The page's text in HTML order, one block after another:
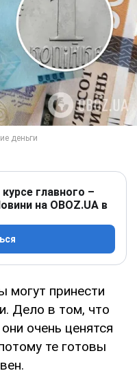
главного –
на OBOZ.UA в
могут принести
Дело в том, что
очень ценятся
те готовы